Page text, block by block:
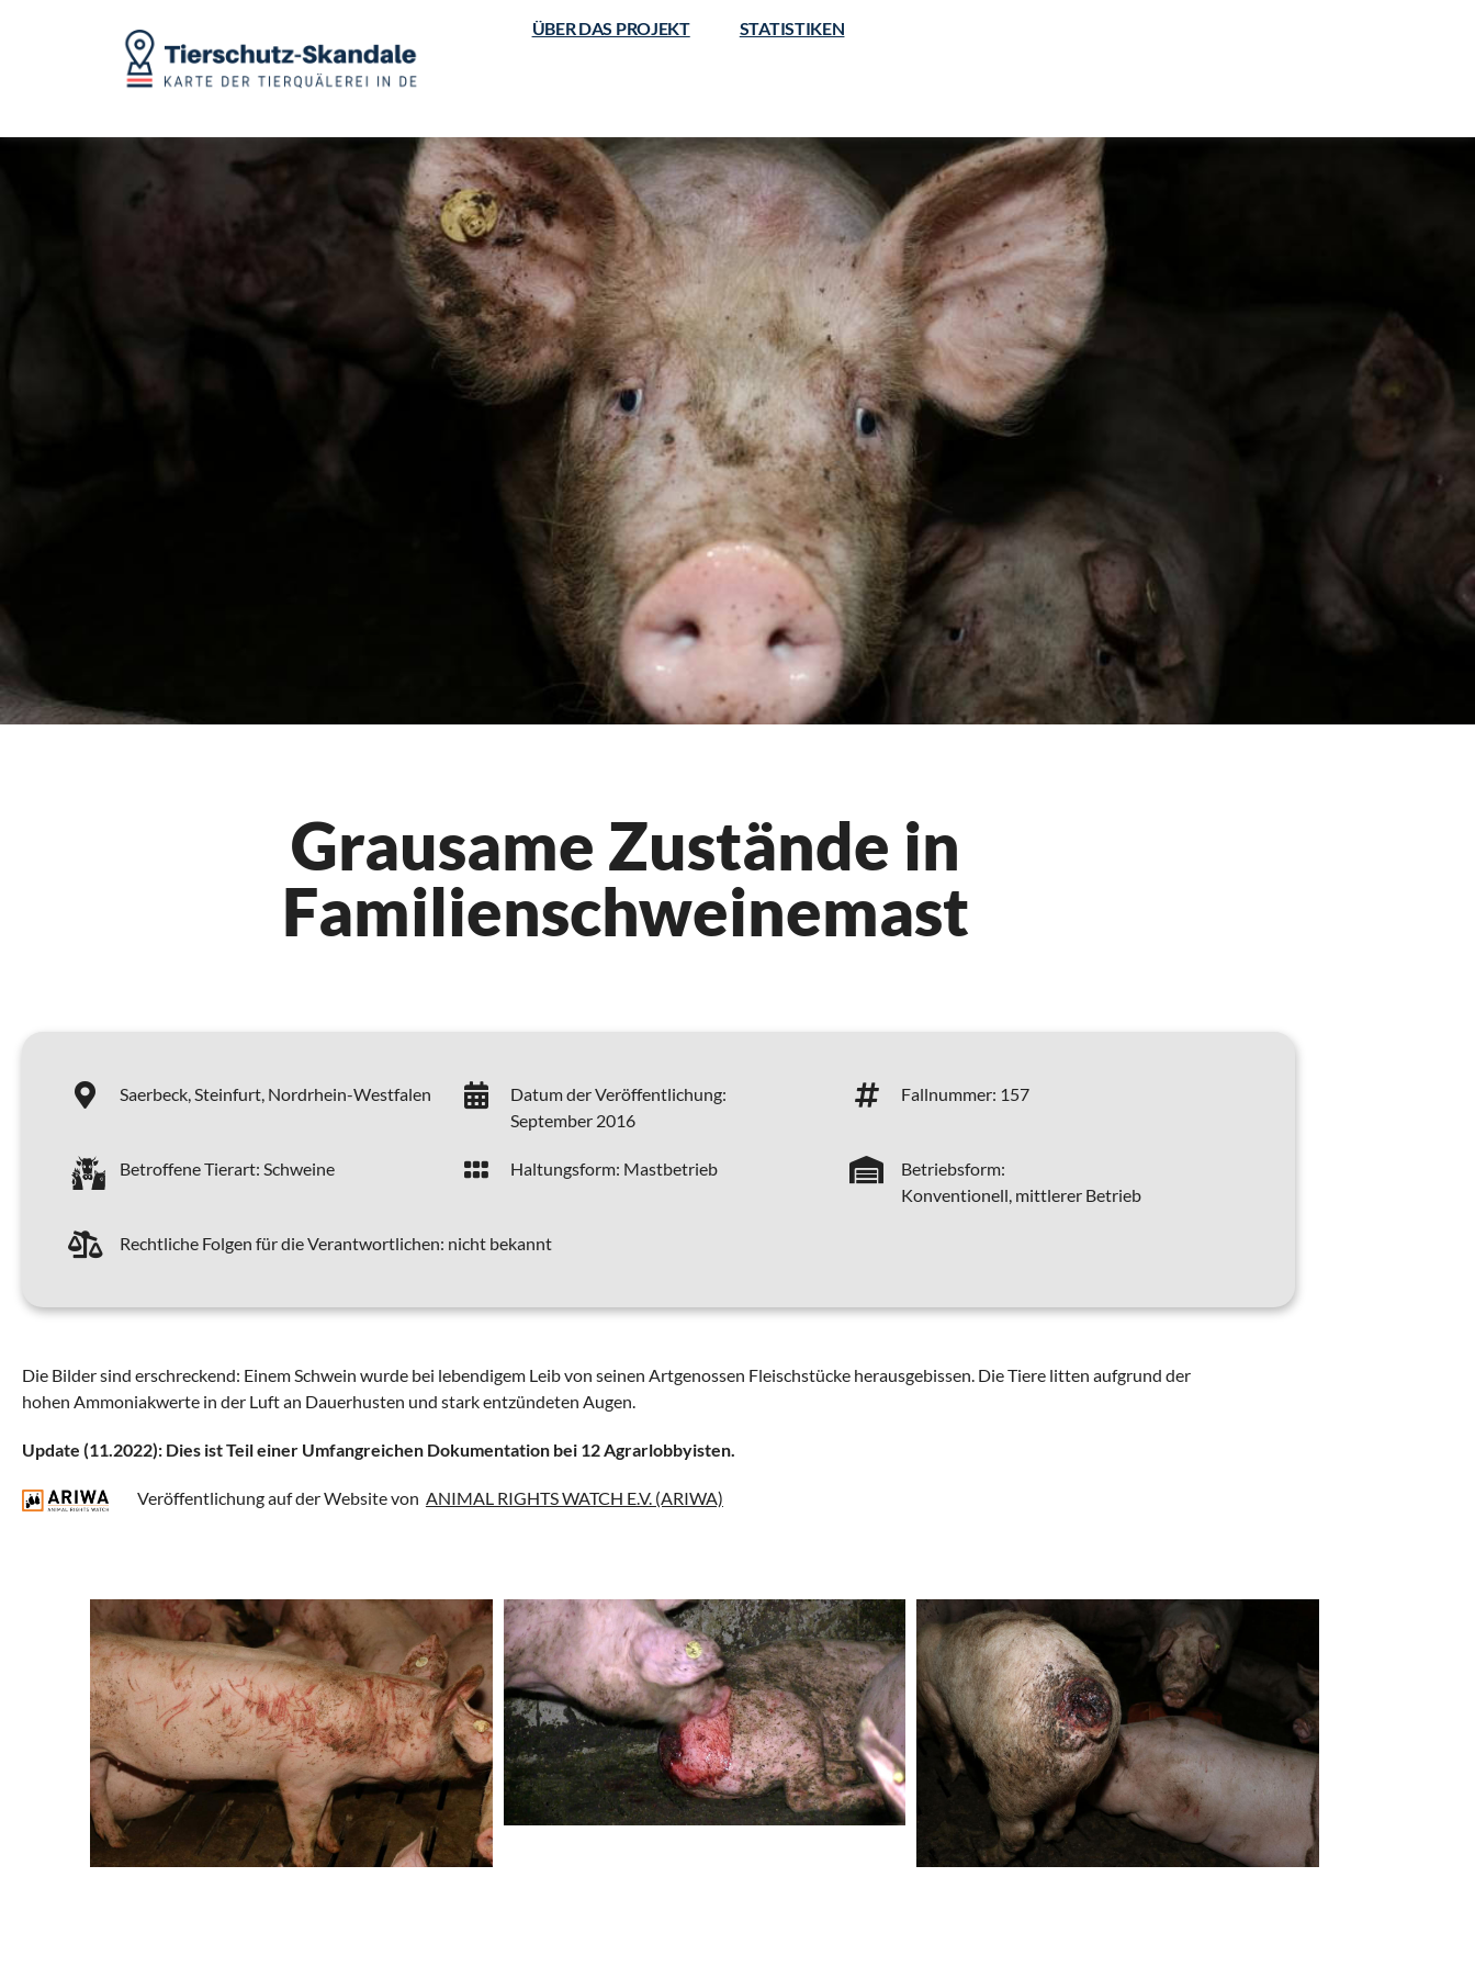
ÜBER DAS PROJEKT STATISTIKEN
Grausame Zustände in
Familienschweinemast
Saerbeck,Steinfurt, Nordrhein-Westfalen
Datum der Veröffentlichung:
September 2016
Fallnummer: 157
Betroffene Tierart: Schweine Haltungsform: Mastbetrieb
Betriebsform:
Konventionell, mittlerer Betrieb
Rechtliche Folgen für die Verantwortlichen: nicht bekannt
Die Bilder sind erschreckend: Einem Schwein wurde bei lebendigem Leib von seinen Artgenossen Fleischstücke herausgebissen. Die Tiere litten aufgrund der
hohen Ammoniakwerte in der Luft an Dauerhusten und stark entzündeten Augen.
Update (11.2022): Dies ist Teil einer Umfangreichen Dokumentation bei 12 Agrarlobbyisten.
Veröffentlichung auf der Website von ANIMAL RIGHTS WATCH E.V. (ARIWA)